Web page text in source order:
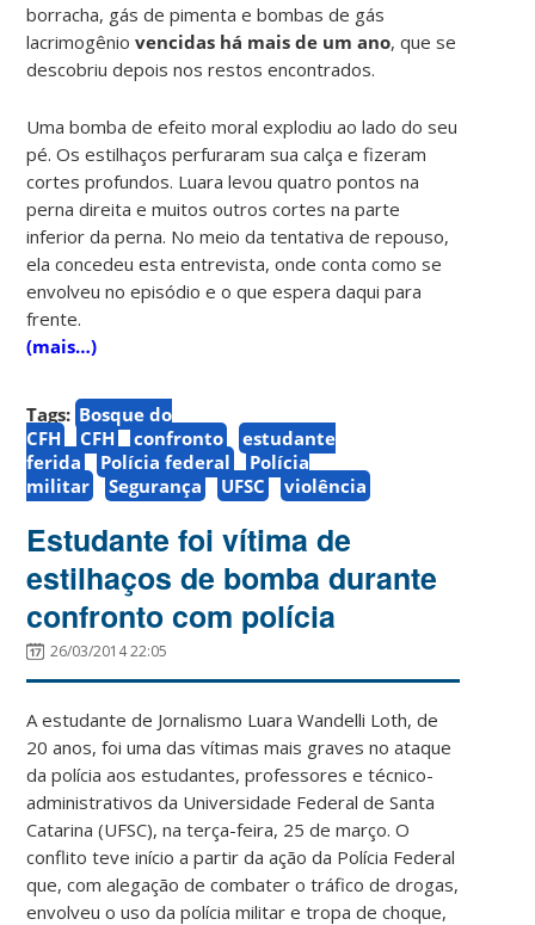
borracha, gás de pimenta e bombas de gás
lacrimogêniovencidas há mais de um ano, que se
descobriu depois nos restos encontrados.
Uma bomba de efeito moral explodiu ao lado do seu
pé. Os estilhaços perfuraram sua calça e fizeram
cortes profundos. Luara levou quatro pontos na
perna direita e muitos outros cortes na parte
inferior da perna. No meio da tentativa de repouso,
ela concedeu esta entrevista, onde conta como se
envolveu no episódio e o que espera daqui para
frente.
(mais…)
Tags: Bosque do
CFH
CFH confronto
estudante
ferida
Polícia federal
Polícia
militar
Segurança UFSC violência
Estudante foi vítima de
estilhaços de bomba durante
confronto com polícia
26/03/2014 22:05
A estudante de Jornalismo Luara Wandelli Loth, de
20 anos, foi uma das vítimas mais graves no ataque
da polícia aos estudantes, professores e técnico-
administrativos da Universidade Federal de Santa
Catarina (UFSC), na terça-feira, 25 de março. O
conflito teve início a partir da ação da Polícia Federal
que, com alegação de combater o tráfico de drogas,
envolveu o uso da polícia militar e tropa de choque,